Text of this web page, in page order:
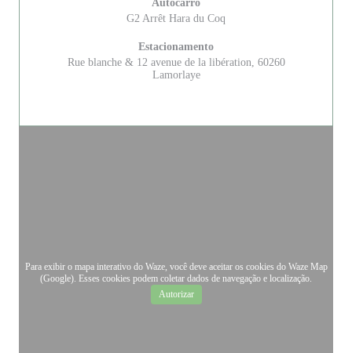
Autocarro
G2 Arrêt Hara du Coq
Estacionamento
Rue blanche & 12 avenue de la libération, 60260
Lamorlaye
Para exibir o mapa interativo do Waze, você deve aceitar os cookies do Waze Map
(Google). Esses cookies podem coletar dados de navegação e localização.
Autorizar